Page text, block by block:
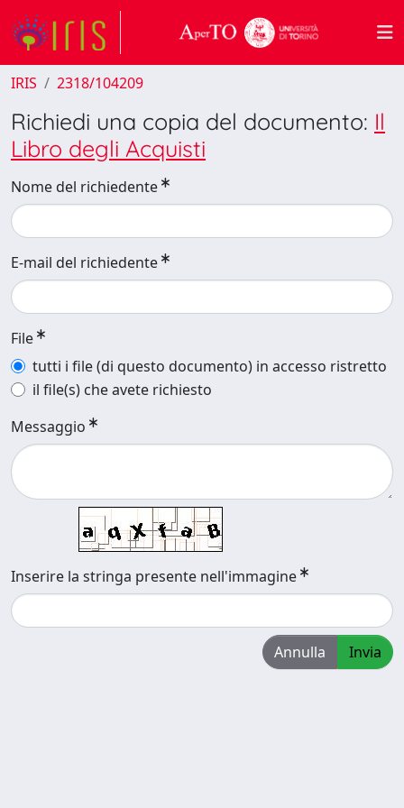
IRIS 2318/104209
Richiedi una copia del documento: Il
Libro degli Acquisti
Nome del richiedente
E-mail del richiedente
File
tutti i file (di questo documento) in accesso ristretto
il file(s) che avete richiesto
Messaggio
Inserire la stringa presente nell'immagine
Annulla Invia